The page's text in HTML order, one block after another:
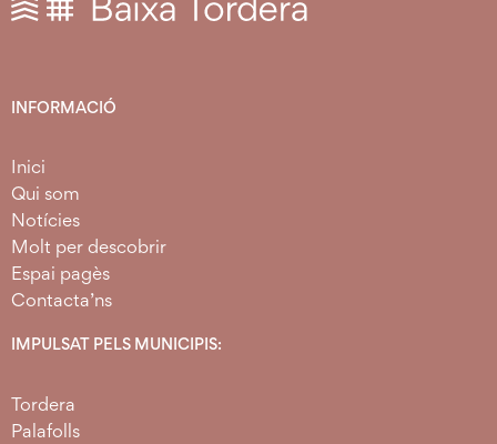
INFORMACIÓ
Inici
Qui som
Notícies
Molt per descobrir
Espai pagès
Contacta’ns
IMPULSAT PELS MUNICIPIS:
Tordera
Palafolls